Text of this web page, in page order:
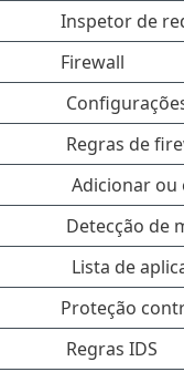
Inspetor de
Firewall
Regras de
Adicionar ou
Detecção de
Lista de
Proteção
Regras IDS